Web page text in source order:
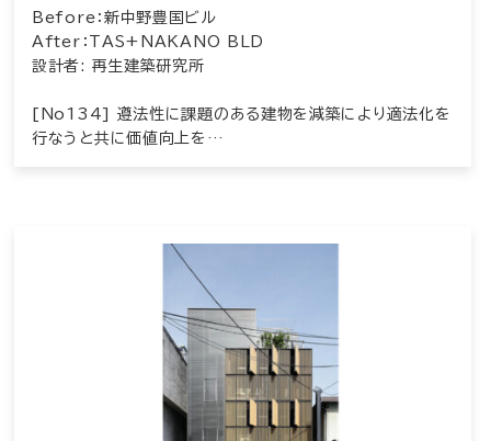
Before：新中野豊国ビル
After：TAS+NAKANO BLD
設計者: 再生建築研究所
[No134] 遵法性に課題のある建物を減築により適法化を
行なうと共に価値向上を…